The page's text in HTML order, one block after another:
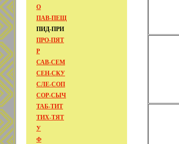
О
ПАВ-ПЕЩ
ПИД-ПРИ
ПРО-ПЯТ
Р
САВ-СЕМ
СЕН-СКУ
СЛЕ-СОП
СОР-СЫЧ
ТАБ-ТИТ
ТИХ-ТЯТ
У
Ф